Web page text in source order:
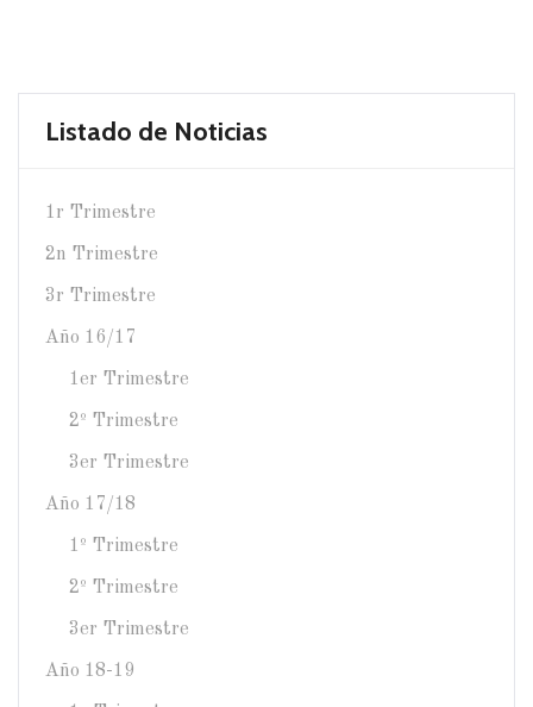
Listado de Noticias
1r Trimestre
2n Trimestre
3r Trimestre
Año 16/17
1er Trimestre
2º Trimestre
3er Trimestre
Año 17/18
1º Trimestre
2º Trimestre
3er Trimestre
Año 18-19